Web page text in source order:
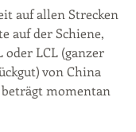
auf allen Strecken
auf der Schiene,
oder LCL (ganzer
von China
momentan